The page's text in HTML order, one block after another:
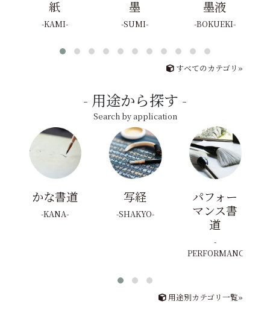
紙
KAMI
墨
SUMI
墨液
BOKUEKI
すべてのカテゴリ»
用途から探す
Search by application
かな書道
KANA
写経
SHAKYO
パフォー
マンス書
道
PERFORMANCE
用途別カテゴリ一覧»